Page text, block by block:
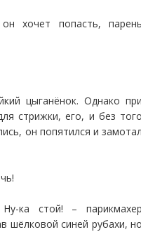
хочет попасть,
цыганёнок. Однако
стрижки, его, и без
он попятился и
ка стой! –
шёлковой синей рубахи,